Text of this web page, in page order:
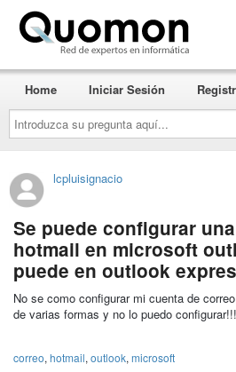
Introduzca
su
pregunta
aquí...
Home Iniciar Sesión
lcpluisignacio
Se puede configurar
hotmail en microsoft
puede en outlook
No se como configurar mi cuenta de
de varias formas y no lo puedo configurar!!!
correo, hotmail, outlook, microsoft